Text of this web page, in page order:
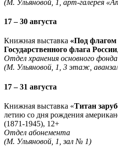
(М. Ульяновой, 1, арт-галерея
17 – 30 августа
Книжная выставка «Под
Государственного флага России
Отдел хранения основного фонда
(М. Ульяновой, 1, 3 этаж,
17 – 31 августа
Книжная выставка «Титан
летию со дня рождения
(1871-1945), 12+
Отдел абонемента
(М. Ульяновой, 1, зал № 1)